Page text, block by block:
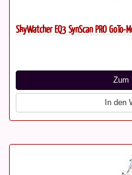
SkyWatcher EQ3 SynScan PRO
Zum
In den